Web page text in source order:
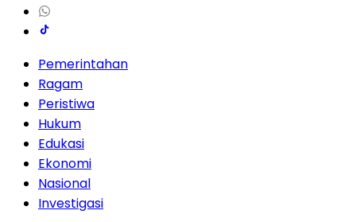
Pemerintahan
Ragam
Peristiwa
Hukum
Edukasi
Ekonomi
Nasional
Investigasi